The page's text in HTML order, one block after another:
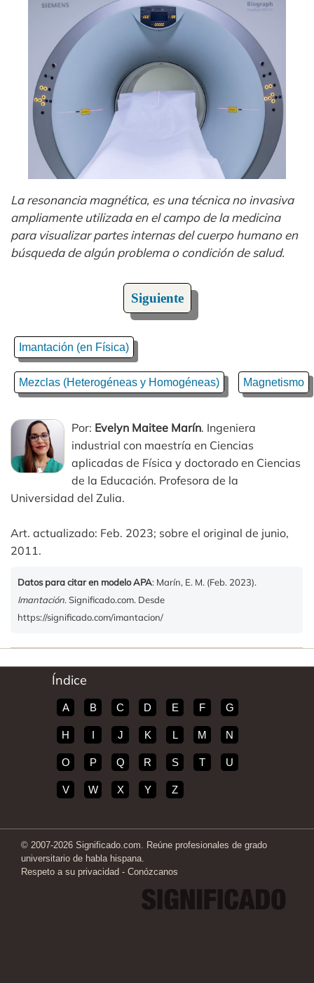
La resonancia magnética, es una técnica no invasiva
ampliamente utilizada en el campo de la medicina
para visualizar partes internas del cuerpo humano en
búsqueda de algún problema o condición de salud.
Siguiente
Imantación (en Física)
Mezclas (Heterogéneas y Homogéneas) Magnetismo
Por: Evelyn Maitee Marín. Ingeniera
industrial con maestría en Ciencias
aplicadas de Física y doctorado en Ciencias
de la Educación. Profesora de la
Universidad del Zulia.
Art. actualizado: Feb. 2023; sobre el original de junio,
2011.
Datos para citar en modelo APA: Marín, E. M. (Feb. 2023).
Imantación. Significado.com. Desde
https://significado.com/imantacion/
Índice
A B C D E F G
H I J K L M N
O P Q R S T U
V W X Y Z
© 2007-2026 Significado.com. Reúne profesionales de grado
universitario de habla hispana.
Respeto a su privacidad - Conózcanos